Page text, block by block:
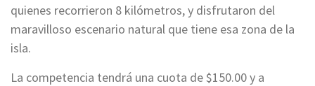
quienes recorrieron 8 kilómetros, y disfrutaron del
maravilloso escenario natural que tiene esa zona de la
isla.
La competencia tendrá una cuota de $150.00 y a